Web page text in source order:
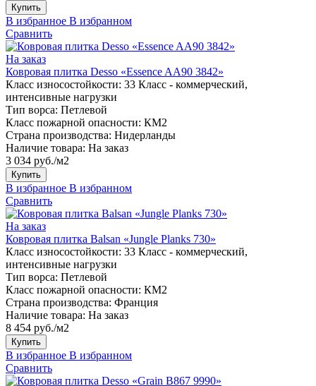
Купить
В избранное В избранном
Сравнить
На заказ
Ковровая плитка Desso «Essence AA90 3842»
Класс износостойкости: 33 Класс - коммерческий,
интенсивные нагрузки
Тип ворса: Петлевой
Класс пожарной опасности: КМ2
Страна производства: Нидерланды
Наличие товара: На заказ
3 034 руб./м2
Купить
В избранное В избранном
Сравнить
На заказ
Ковровая плитка Balsan «Jungle Planks 730»
Класс износостойкости: 33 Класс - коммерческий,
интенсивные нагрузки
Тип ворса: Петлевой
Класс пожарной опасности: КМ2
Страна производства: Франция
Наличие товара: На заказ
8 454 руб./м2
Купить
В избранное В избранном
Сравнить